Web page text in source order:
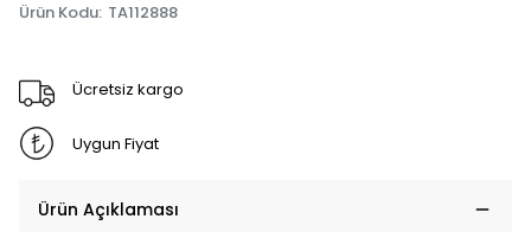
Ürün Kodu: TA112888
Ücretsiz kargo
Uygun Fiyat
Ürün Açıklaması